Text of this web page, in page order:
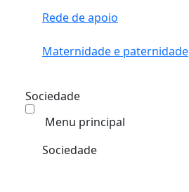
Rede de apoio
Maternidade e paternidade
Sociedade
Menu principal
Sociedade